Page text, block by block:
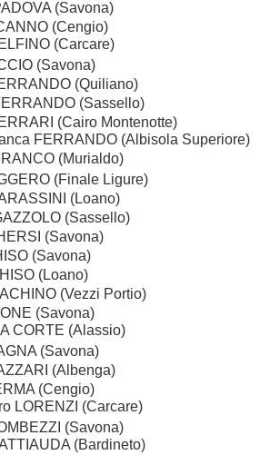
(Savona)
(Cengio)
(Carcare)
(Savona)
(Quiliano)
(Sassello)
(Cairo Montenotte)
FERRANDO (Albisola Superiore)
(Murialdo)
(Finale Ligure)
(Loano)
(Sassello)
(Savona)
(Savona)
(Loano)
(Vezzi Portio)
(Savona)
CORTE (Alassio)
(Savona)
(Albenga)
(Cengio)
LORENZI (Carcare)
(Savona)
(Bardineto)